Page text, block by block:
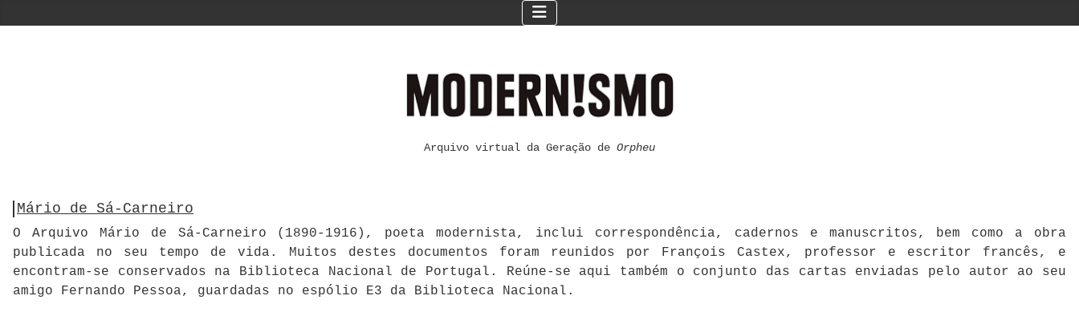
Arquivo virtual da Geração de Orpheu
Mário de Sá-Carneiro
O Arquivo Mário de Sá-Carneiro (1890-1916), poeta modernista, inclui correspondência, cadernos e manuscritos, bem como a obra
publicada no seu tempo de vida. Muitos destes documentos foram reunidos por François Castex, professor e escritor francês, e
encontram-se conservados na Biblioteca Nacional de Portugal. Reúne-se aqui também o conjunto das cartas enviadas pelo autor ao seu
amigo Fernando Pessoa, guardadas no espólio E3 da Biblioteca Nacional.